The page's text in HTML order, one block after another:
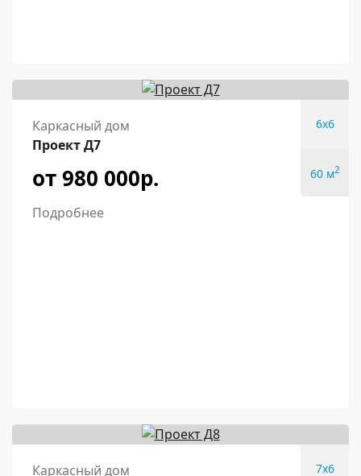
Каркасный дом
Проект Д7
от 980 000р.
Подробнее
6x6
60 м2
Каркасный дом
7x6